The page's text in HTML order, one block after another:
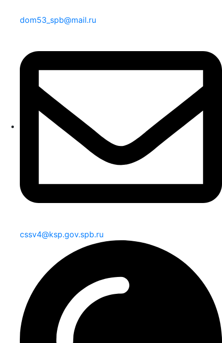
dom53_spb@mail.ru
cssv4@ksp.gov.spb.ru